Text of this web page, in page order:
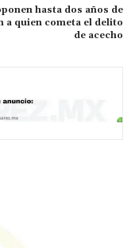
hasta dos años de
a quien cometa el delito
de acecho